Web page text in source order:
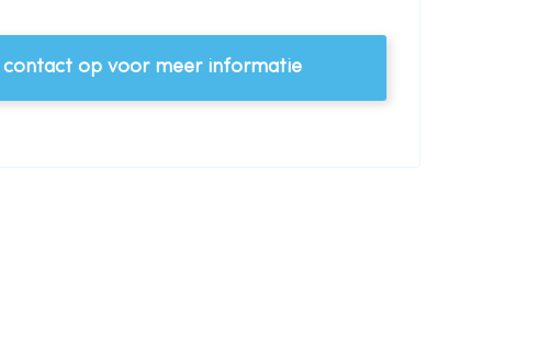
contact op voor meer informatie